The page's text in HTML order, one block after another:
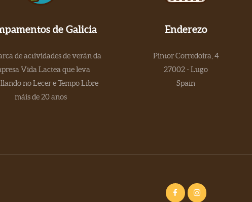
de Galicia
de actividades de verán da
Vida Lactea que leva
no Lecer e Tempo Libre
máis de 20 anos
Enderezo
Pintor Corredoira, 4
27002 - Lugo
Spain